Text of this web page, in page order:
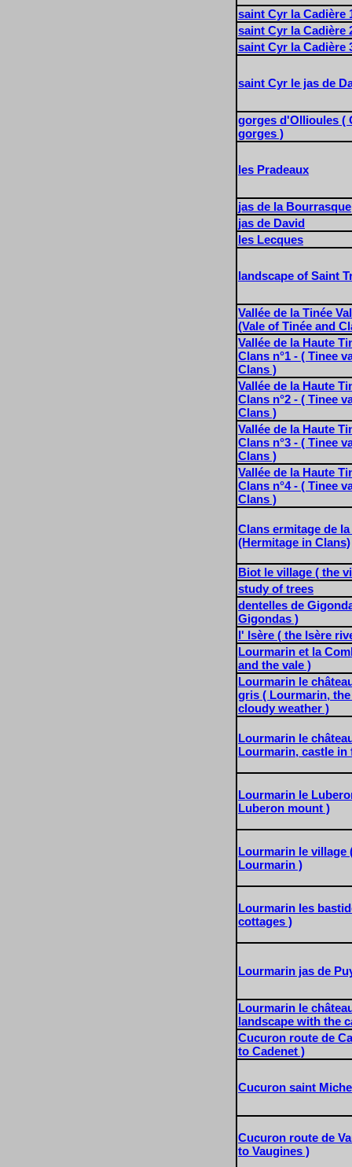
saint Cyr la Cadière
saint Cyr la Cadière
saint Cyr la Cadière
saint Cyr le jas de
gorges d'Ollioules (
gorges )
les Pradeaux
jas de la Bourrasque
jas de David
les Lecques
landscape of Saint
Vallée de la Tinée
(Vale of Tinée and
Vallée de la Haute
Clans n°1 - ( Tinee
Clans )
Vallée de la Haute
Clans n°2 - ( Tinee
Clans )
Vallée de la Haute
Clans n°3 - ( Tinee
Clans )
Vallée de la Haute
Clans n°4 - ( Tinee
Clans )
Clans ermitage de la
(Hermitage in Clans)
Biot le village ( the
study of trees
dentelles de
Gigondas )
l' Isère ( the Isère
Lourmarin et la
and the vale )
Lourmarin le
gris ( Lourmarin,
cloudy weather )
Lourmarin le
Lourmarin, castle in
Lourmarin le
Luberon mount )
Lourmarin le village
Lourmarin )
Lourmarin les
cottages )
Lourmarin jas de
Lourmarin le
landscape with the
Cucuron route de
to Cadenet )
Cucuron saint
Cucuron route de
to Vaugines )